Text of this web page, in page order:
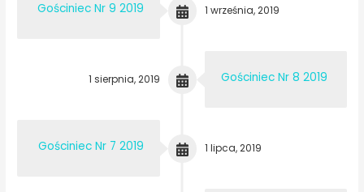
Gościniec Nr 9 2019 1 września, 2019
Gościniec Nr 8 2019
1 sierpnia, 2019
Gościniec Nr 7 2019 1 lipca, 2019